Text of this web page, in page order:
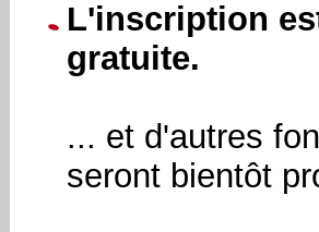
L'inscription
gratuite.
... et d'autres
seront bientôt